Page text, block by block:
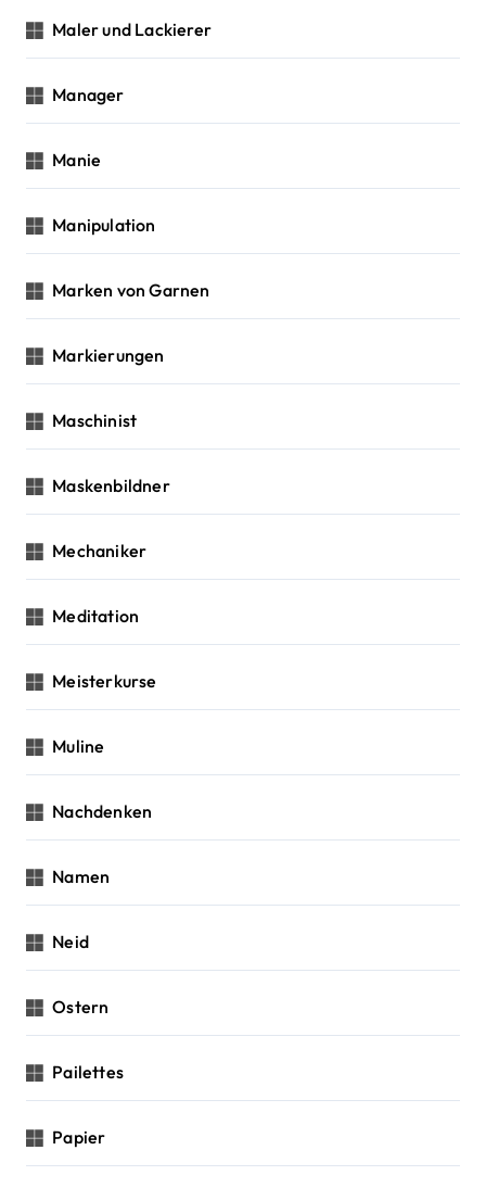
Maler und Lackierer
Manager
Manie
Manipulation
Marken von Garnen
Markierungen
Maschinist
Maskenbildner
Mechaniker
Meditation
Meisterkurse
Muline
Nachdenken
Namen
Neid
Ostern
Pailettes
Papier